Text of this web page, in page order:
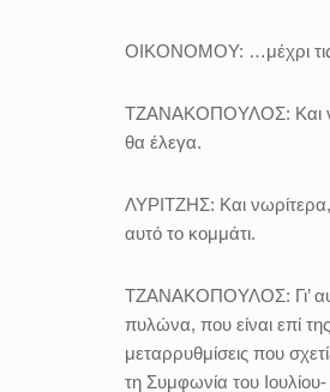
ΟΙΚΟΝΟΜΟΥ: …μέχρι
ΤΖΑΝΑΚΟΠΟΥΛΟΣ: Και
θα έλεγα.
ΛΥΡΙΤΖΗΣ: Και νωρίτερα,
αυτό το κομμάτι.
ΤΖΑΝΑΚΟΠΟΥΛΟΣ: Γι’
πυλώνα, που είναι επί
μεταρρυθμίσεις που
τη Συμφωνία του Ιουλίου-